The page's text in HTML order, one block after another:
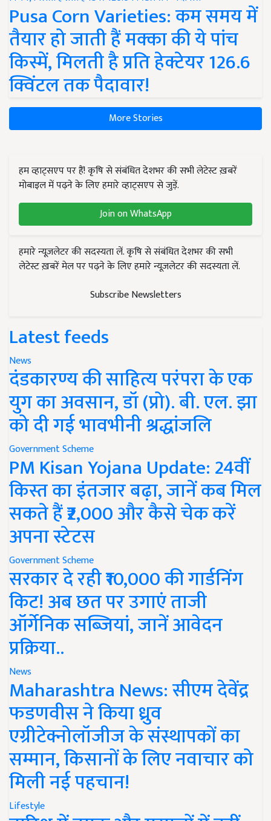
Pusa Corn Varieties: कम समय में
तैयार हो जाती हैं मक्का की ये पांच
किस्में, मिलती है प्रति हेक्टेयर 126.6
क्विंटल तक पैदावार!
More Stories
हम व्हाट्सएप पर हैं! कृषि से संबंधित देशभर की सभी लेटेस्ट ख़बरें
मोबाइल में पढ़ने के लिए हमारे व्हाट्सएप से जुड़ें.
Join on WhatsApp
हमारे न्यूज़लेटर की सदस्यता लें. कृषि से संबंधित देशभर की सभी
लेटेस्ट ख़बरें मेल पर पढ़ने के लिए हमारे न्यूज़लेटर की सदस्यता लें.
Subscribe Newsletters
Latest feeds
News
दंडकारण्य की साहित्य परंपरा के एक
युग का अवसान, डॉ (प्रो). बी. एल. झा
को दी गई भावभीनी श्रद्धांजलि
Government Scheme
PM Kisan Yojana Update: 24वीं
किस्त का इंतजार बढ़ा, जानें कब मिल
सकते हैं ₹2,000 और कैसे चेक करें
अपना स्टेटस
Government Scheme
सरकार दे रही ₹10,000 की गार्डनिंग
किट! अब छत पर उगाएं ताजी
ऑर्गेनिक सब्जियां, जानें आवेदन
प्रक्रिया..
News
Maharashtra News: सीएम देवेंद्र
फडणवीस ने किया ध्रुव
एग्रीटेक्नोलॉजीज के संस्थापकों का
सम्मान, किसानों के लिए नवाचार को
मिली नई पहचान!
Lifestyle